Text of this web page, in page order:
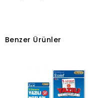
Benzer Ürünler